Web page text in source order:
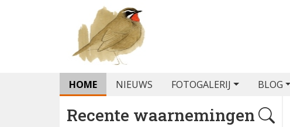
HOME NIEUWS FOTOGALERIJ BLOG
Recente waarnemingen